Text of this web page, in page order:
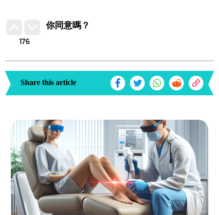
176
你同意嗎？
Share this article